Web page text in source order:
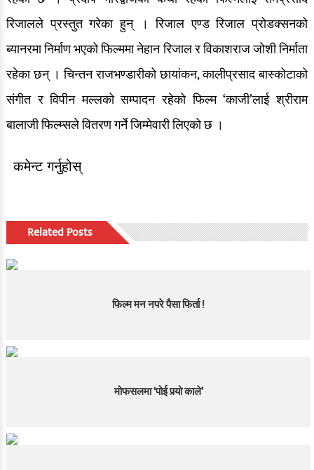
रिजालले प्रस्तुत गरेका हुन् । रिजाल एण्ड रिजाल प्रोडक्सनको
ब्यानरमा निर्माण भएको फिल्ममा नेहान रिजाल र विकाशराज जोशी निर्माता
रहेका छन् । चिन्तन राजभण्डारीको छायांकन, कालीप्रसाद बास्कोटाको
संगीत र विपीन मल्लको सम्पादन रहेको फिल्म ‘काजी’लाई श्रीराम
बालाजी फिल्म्सले वितरण गर्ने जिम्मेवारी लिएको छ ।
कमेन्ट गर्नुहोस्
Related Posts
फिल्म मन नपरे पैसा फिर्ता !
मोफसलमा ‘पोई पर्‍यो काले’